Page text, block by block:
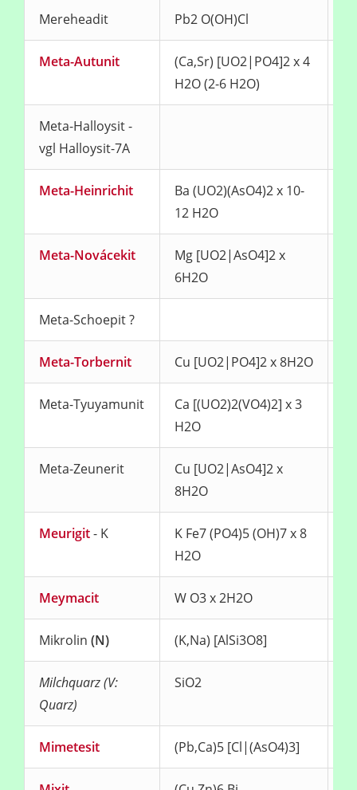
Mereheadit Pb2 O(OH)Cl
Meta-Autunit
(Ca,Sr) [UO2|PO4]2 x 4
H2O (2-6 H2O)
Meta-Halloysit -
vgl Halloysit-7A
Meta-Heinrichit
Ba (UO2)(AsO4)2 x 10-
12 H2O
Meta-Novácekit
Mg [UO2|AsO4]2 x
6H2O
Meta-Schoepit ?
Meta-Torbernit Cu [UO2|PO4]2 x 8H2O
Meta-Tyuyamunit
Ca [(UO2)2(VO4)2] x 3
H2O
Meta-Zeunerit
Cu [UO2|AsO4]2 x
8H2O
Meurigit- K
K Fe7 (PO4)5 (OH)7 x 8
H2O
Meymacit W O3 x 2H2O
Mikrolin (N) (K,Na) [AlSi3O8]
Milchquarz (V:
Quarz)
SiO2
Mimetesit (Pb,Ca)5 [Cl|(AsO4)3]